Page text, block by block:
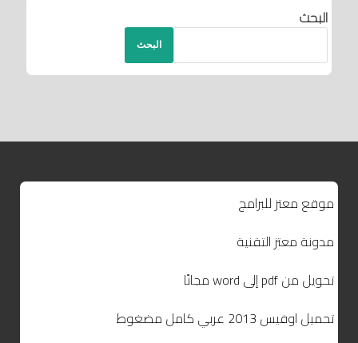
البحث
البحث
موقع معتز للبرامج
مدونة معتز التقنية
تحويل من pdf إلى word مجانًا
تحميل اوفيس 2013 عربي كامل مضغوط